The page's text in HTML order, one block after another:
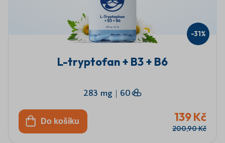
L-tryptofan + B3 + B6
283 mg | 60
Do košíku 139 Kč
200,90 Kč
-31%